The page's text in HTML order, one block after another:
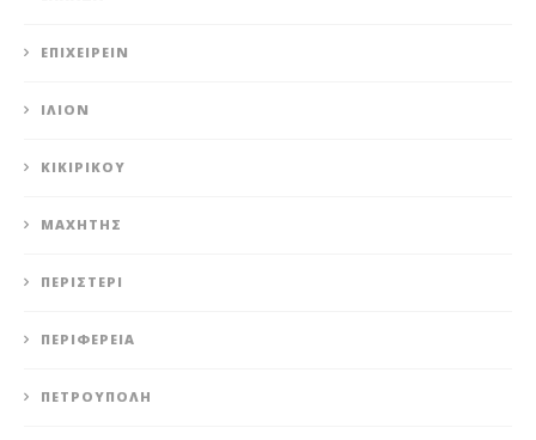
ΕΠΙΧΕΙΡΕΊΝ
ΊΛΙΟΝ
ΚΙΚΙΡΙΚΟΥ
ΜΑΧΗΤΗΣ
ΠΕΡΙΣΤΈΡΙ
ΠΕΡΙΦΈΡΕΙΑ
ΠΕΤΡΟΎΠΟΛΗ